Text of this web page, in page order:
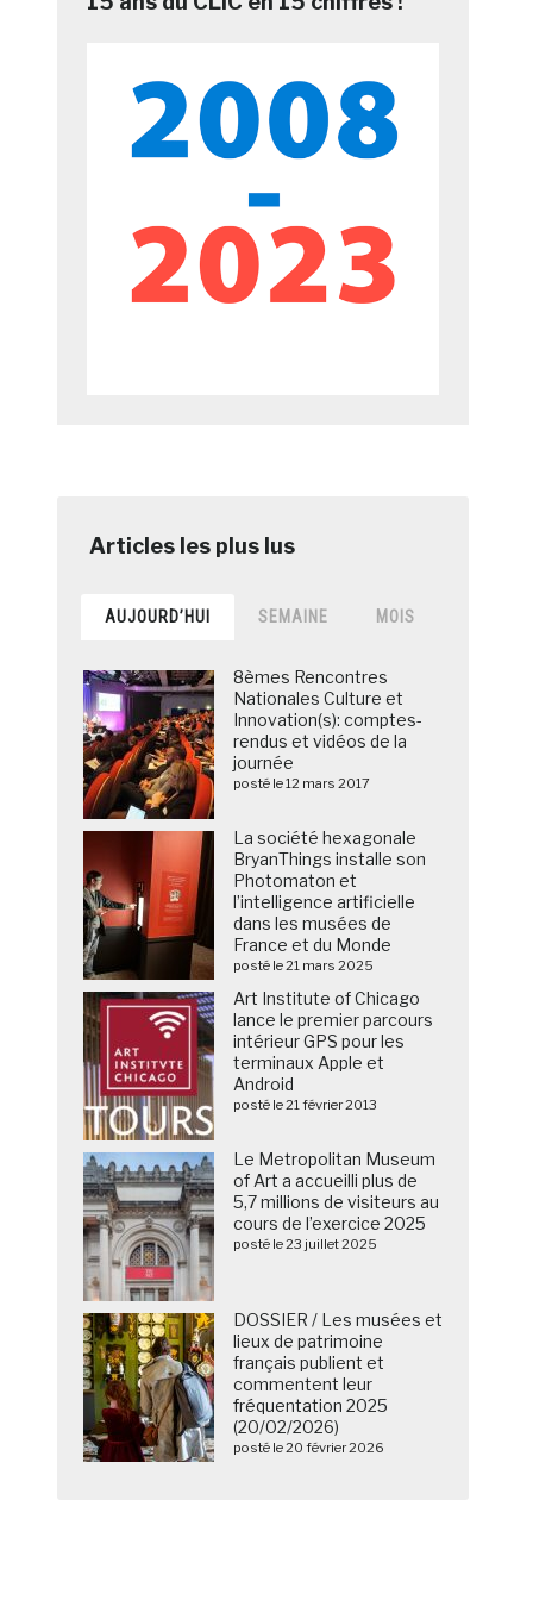
AUJOURD’HUI SEMAINE MOIS
8èmes Rencontres
Nationales Culture et
Innovation(s): comptes-
rendus et vidéos de la
journée
posté le 12 mars 2017
La société hexagonale
BryanThings installe son
Photomaton et
l’intelligence artificielle
dans les musées de
France et du Monde
posté le 21 mars 2025
Art Institute of Chicago
lance le premier parcours
intérieur GPS pour les
terminaux Apple et
Android
posté le 21 février 2013
Le Metropolitan Museum
of Art a accueilli plus de
5,7 millions de visiteurs au
cours de l’exercice 2025
posté le 23 juillet 2025
DOSSIER / Les musées et
lieux de patrimoine
français publient et
commentent leur
fréquentation 2025
(20/02/2026)
posté le 20 février 2026